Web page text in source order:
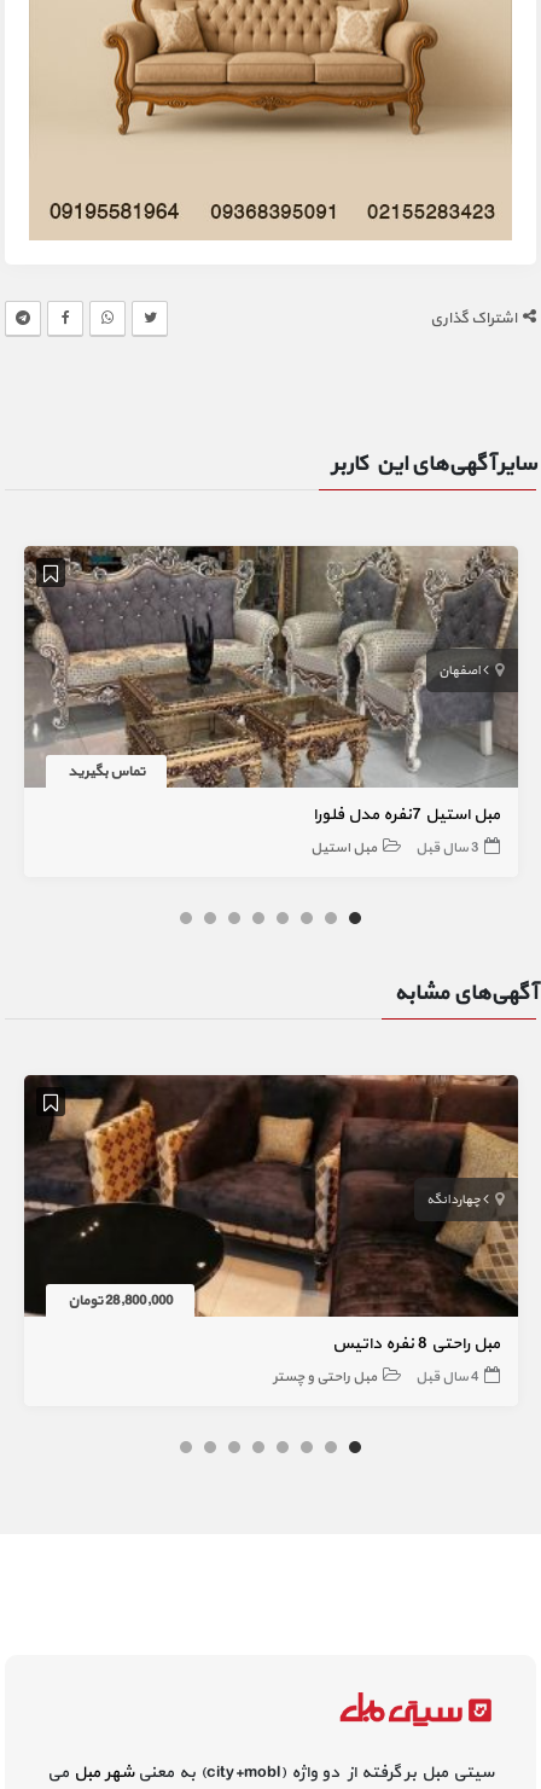
اشتراک گذاری
سایر آگهی‌های این کاربر
اصفهان
تماس بگیرید
مبل استیل 7نفره مدل فلورا
3 سال قبل مبل استیل
آگهی‌های مشابه
چهاردانگه
28,800,000 تومان
مبل راحتی 8 نفره داتیس
4 سال قبل مبل راحتی و چستر
سیتی مبل بر گرفته از دو واژه (city+mobl) به معنی شهر مبل می